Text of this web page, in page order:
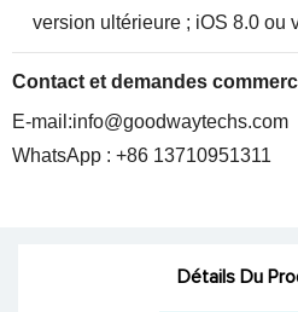
version ultérieure ; iOS 8.0 ou
Contact et demandes
E-mail:info@goodwaytechs.com
WhatsApp : +86 13710951311
Détails Du